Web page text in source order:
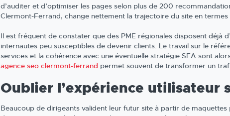
d’auditer et d’optimiser les pages selon plus de 200
Clermont-Ferrand, change nettement la trajectoire du site en
Il est fréquent de constater que des PME régionales disposent déjà
internautes peu susceptibles de devenir clients. Le travail sur le
services et la cohérence avec une éventuelle stratégie SEA sont
agence seo clermont-ferrand permet souvent de transformer un
Oublier l’expérience utilisateur
Beaucoup de dirigeants valident leur futur site à partir de